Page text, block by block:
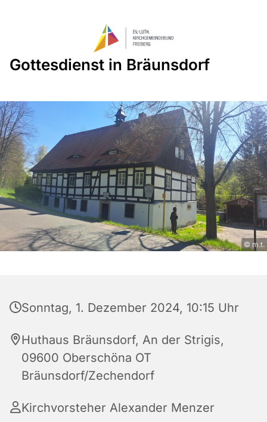
Gottesdienst in Bräunsdorf
© m.t.
Sonntag, 1. Dezember 2024, 10:15 Uhr
Huthaus Bräunsdorf, An der Strigis,
09600 Oberschöna OT
Bräunsdorf/Zechendorf
Kirchvorsteher Alexander Menzer